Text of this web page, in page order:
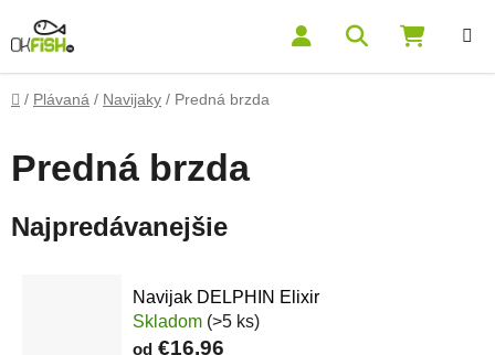
Hľadať
Domov
/ Plávaná / Navijaky / Predná brzda
Predná brzda
Najpredávanejšie
Navijak DELPHIN Elixir
Skladom (>5 ks)
od €16,96